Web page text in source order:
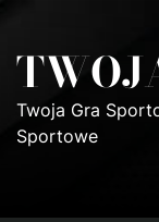
the
content
Twoja Gra
Sportowe